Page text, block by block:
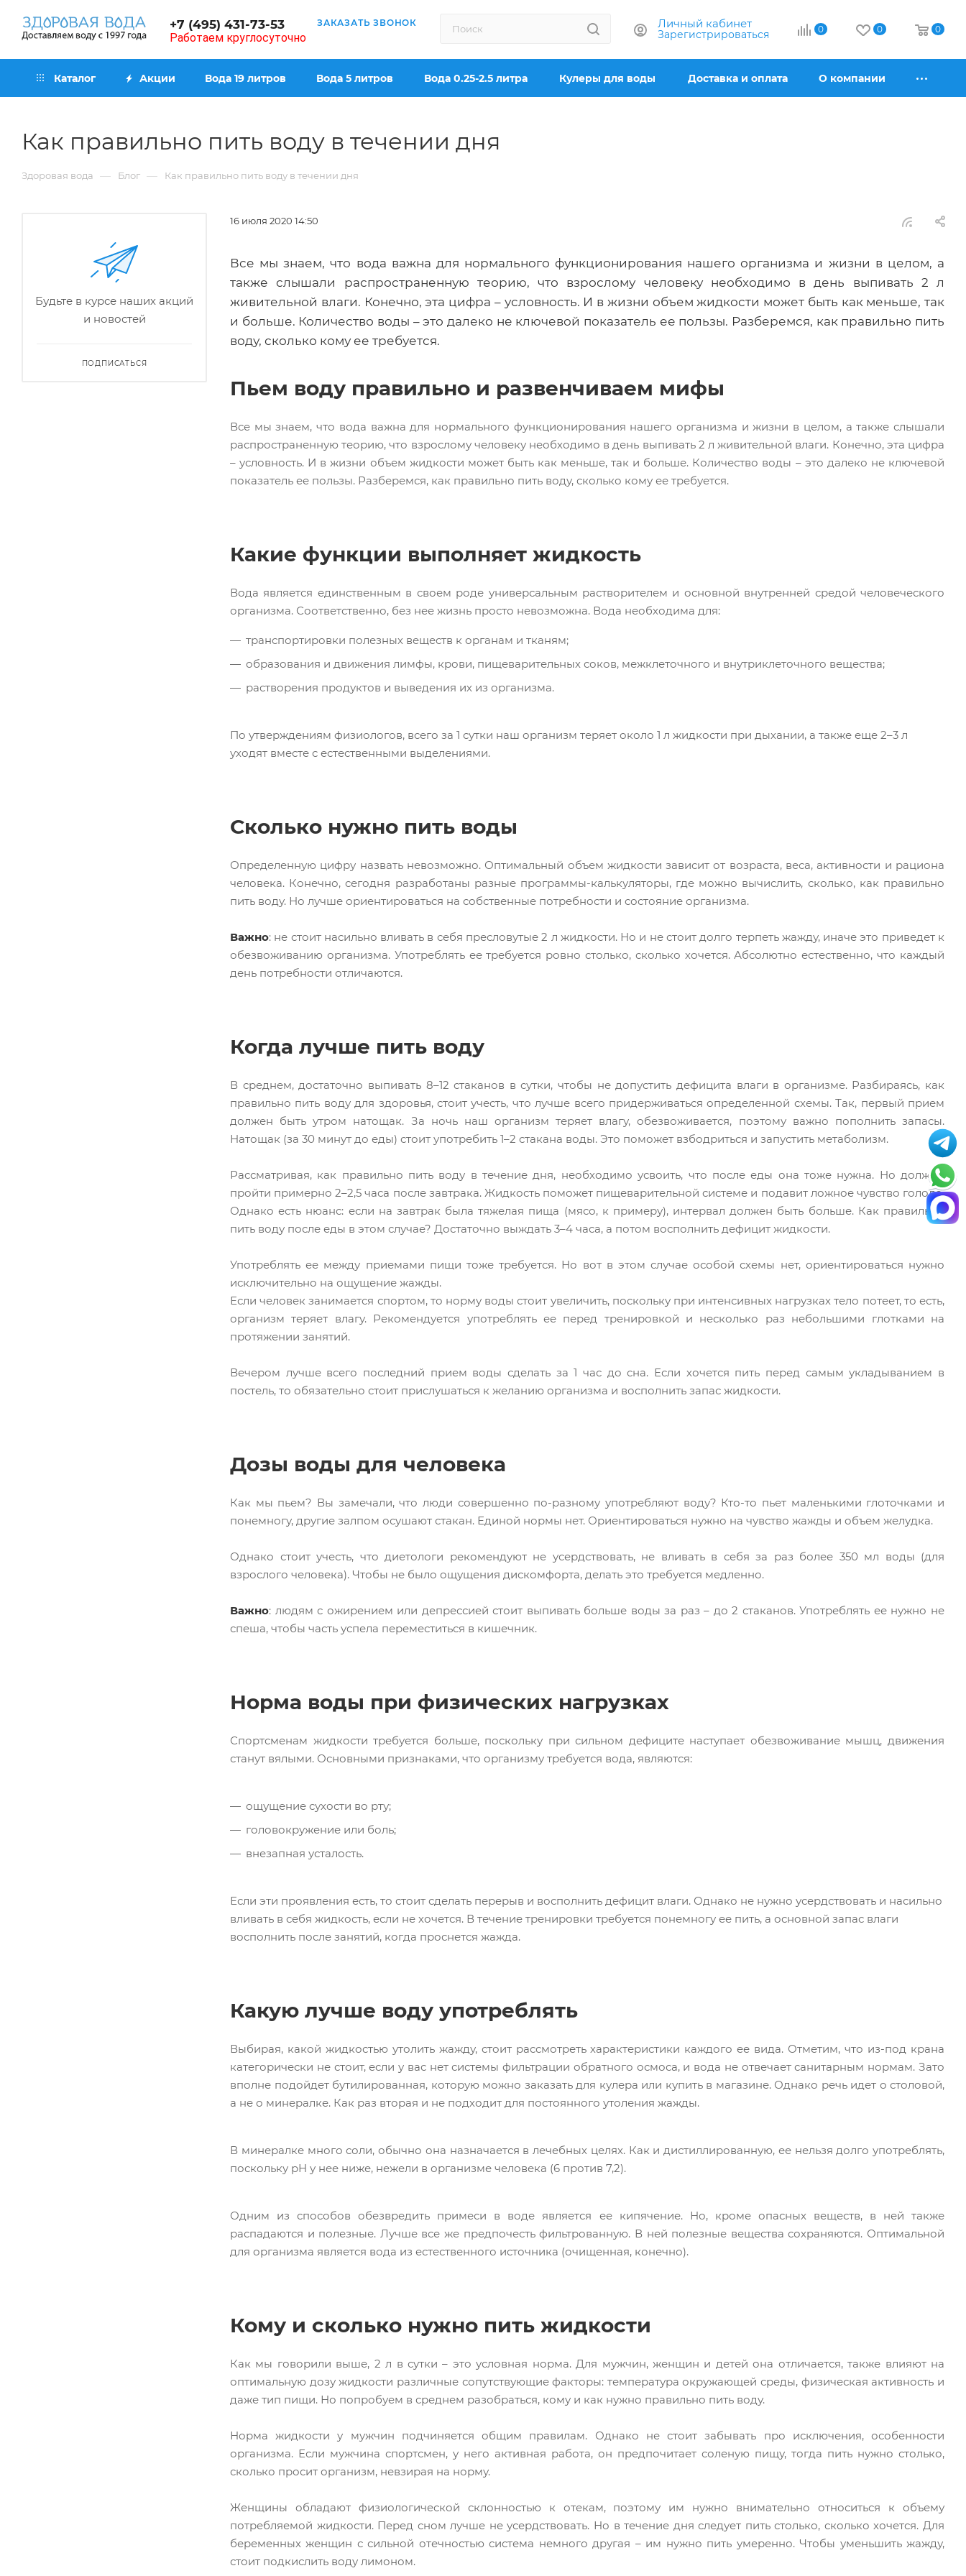
+7 (495) 431-73-53
Работаем круглосуточно
ЗАКАЗАТЬ ЗВОНОК Личный кабинет
Зарегистрироваться 0 0 0
Каталог Акции Вода 19 литров Вода 5 литров Вода 0.25-2.5 литра Кулеры для воды Доставка и оплата О компании
Как правильно пить воду в течении дня
Здоровая вода — Блог — Как правильно пить воду в течении дня
16 июля 2020 14:50
Все мы знаем, что вода важна для нормального функционирования нашего организма и жизни в целом, а
также слышали распространенную теорию, что взрослому человеку необходимо в день выпивать 2 л
живительной влаги. Конечно, эта цифра – условность. И в жизни объем жидкости может быть как меньше, так
и больше. Количество воды – это далеко не ключевой показатель ее пользы. Разберемся, как правильно пить
воду, сколько кому ее требуется.
Пьем воду правильно и развенчиваем мифы
Все мы знаем, что вода важна для нормального функционирования нашего организма и жизни в целом, а также слышали
распространенную теорию, что взрослому человеку необходимо в день выпивать 2 л живительной влаги. Конечно, эта цифра
– условность. И в жизни объем жидкости может быть как меньше, так и больше. Количество воды – это далеко не ключевой
показатель ее пользы. Разберемся, как правильно пить воду, сколько кому ее требуется.
Какие функции выполняет жидкость
Вода является единственным в своем роде универсальным растворителем и основной внутренней средой человеческого
организма. Соответственно, без нее жизнь просто невозможна. Вода необходима для:
транспортировки полезных веществ к органам и тканям;
образования и движения лимфы, крови, пищеварительных соков, межклеточного и внутриклеточного вещества;
растворения продуктов и выведения их из организма.
По утверждениям физиологов, всего за 1 сутки наш организм теряет около 1 л жидкости при дыхании, а также еще 2–3 л
уходят вместе с естественными выделениями.
Сколько нужно пить воды
Определенную цифру назвать невозможно. Оптимальный объем жидкости зависит от возраста, веса, активности и рациона
человека. Конечно, сегодня разработаны разные программы-калькуляторы, где можно вычислить, сколько, как правильно
пить воду. Но лучше ориентироваться на собственные потребности и состояние организма.
Важно: не стоит насильно вливать в себя пресловутые 2 л жидкости. Но и не стоит долго терпеть жажду, иначе это приведет к
обезвоживанию организма. Употреблять ее требуется ровно столько, сколько хочется. Абсолютно естественно, что каждый
день потребности отличаются.
Когда лучше пить воду
В среднем, достаточно выпивать 8–12 стаканов в сутки, чтобы не допустить дефицита влаги в организме. Разбираясь, как
правильно пить воду для здоровья, стоит учесть, что лучше всего придерживаться определенной схемы. Так, первый прием
должен быть утром натощак. За ночь наш организм теряет влагу, обезвоживается, поэтому важно пополнить запасы.
Натощак (за 30 минут до еды) стоит употребить 1–2 стакана воды. Это поможет взбодриться и запустить метаболизм.
Рассматривая, как правильно пить воду в течение дня, необходимо усвоить, что после еды она тоже нужна. Но должно
пройти примерно 2–2,5 часа после завтрака. Жидкость поможет пищеварительной системе и подавит ложное чувство голода.
Однако есть нюанс: если на завтрак была тяжелая пища (мясо, к примеру), интервал должен быть больше. Как правильно
пить воду после еды в этом случае? Достаточно выждать 3–4 часа, а потом восполнить дефицит жидкости.
Употреблять ее между приемами пищи тоже требуется. Но вот в этом случае особой схемы нет, ориентироваться нужно
исключительно на ощущение жажды.
Если человек занимается спортом, то норму воды стоит увеличить, поскольку при интенсивных нагрузках тело потеет, то есть,
организм теряет влагу. Рекомендуется употреблять ее перед тренировкой и несколько раз небольшими глотками на
протяжении занятий.
Вечером лучше всего последний прием воды сделать за 1 час до сна. Если хочется пить перед самым укладыванием в
постель, то обязательно стоит прислушаться к желанию организма и восполнить запас жидкости.
Дозы воды для человека
Как мы пьем? Вы замечали, что люди совершенно по-разному употребляют воду? Кто-то пьет маленькими глоточками и
понемногу, другие залпом осушают стакан. Единой нормы нет. Ориентироваться нужно на чувство жажды и объем желудка.
Однако стоит учесть, что диетологи рекомендуют не усердствовать, не вливать в себя за раз более 350 мл воды (для
взрослого человека). Чтобы не было ощущения дискомфорта, делать это требуется медленно.
Важно: людям с ожирением или депрессией стоит выпивать больше воды за раз – до 2 стаканов. Употреблять ее нужно не
спеша, чтобы часть успела переместиться в кишечник.
Норма воды при физических нагрузках
Спортсменам жидкости требуется больше, поскольку при сильном дефиците наступает обезвоживание мышц, движения
станут вялыми. Основными признаками, что организму требуется вода, являются:
ощущение сухости во рту;
головокружение или боль;
внезапная усталость.
Если эти проявления есть, то стоит сделать перерыв и восполнить дефицит влаги. Однако не нужно усердствовать и насильно
вливать в себя жидкость, если не хочется. В течение тренировки требуется понемногу ее пить, а основной запас влаги
восполнить после занятий, когда проснется жажда.
Какую лучше воду употреблять
Выбирая, какой жидкостью утолить жажду, стоит рассмотреть характеристики каждого ее вида. Отметим, что из-под крана
категорически не стоит, если у вас нет системы фильтрации обратного осмоса, и вода не отвечает санитарным нормам. Зато
вполне подойдет бутилированная, которую можно заказать для кулера или купить в магазине. Однако речь идет о столовой,
а не о минералке. Как раз вторая и не подходит для постоянного утоления жажды.
В минералке много соли, обычно она назначается в лечебных целях. Как и дистиллированную, ее нельзя долго употреблять,
поскольку pH у нее ниже, нежели в организме человека (6 против 7,2).
Одним из способов обезвредить примеси в воде является ее кипячение. Но, кроме опасных веществ, в ней также
распадаются и полезные. Лучше все же предпочесть фильтрованную. В ней полезные вещества сохраняются. Оптимальной
для организма является вода из естественного источника (очищенная, конечно).
Кому и сколько нужно пить жидкости
Как мы говорили выше, 2 л в сутки – это условная норма. Для мужчин, женщин и детей она отличается, также влияют на
оптимальную дозу жидкости различные сопутствующие факторы: температура окружающей среды, физическая активность и
даже тип пищи. Но попробуем в среднем разобраться, кому и как нужно правильно пить воду.
Норма жидкости у мужчин подчиняется общим правилам. Однако не стоит забывать про исключения, особенности
организма. Если мужчина спортсмен, у него активная работа, он предпочитает соленую пищу, тогда пить нужно столько,
сколько просит организм, невзирая на норму.
Женщины обладают физиологической склонностью к отекам, поэтому им нужно внимательно относиться к объему
потребляемой жидкости. Перед сном лучше не усердствовать. Но в течение дня следует пить столько, сколько хочется. Для
беременных женщин с сильной отечностью система немного другая – им нужно пить умеренно. Чтобы уменьшить жажду,
стоит подкислить воду лимоном.
Будьте в курсе наших акций
и новостей
ПОДПИСАТЬСЯ